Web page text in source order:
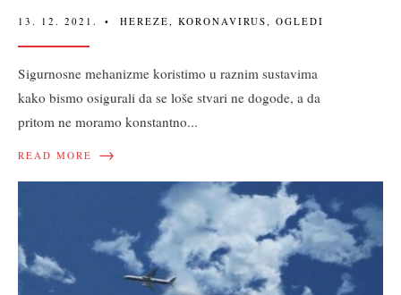
13. 12. 2021. • HEREZE, KORONAVIRUS, OGLEDI
Sigurnosne mehanizme koristimo u raznim sustavima
kako bismo osigurali da se loše stvari ne dogode, a da
pritom ne moramo konstantno...
READ MORE →